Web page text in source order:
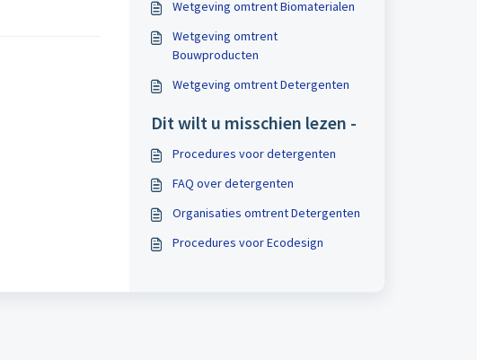
Wetgeving omtrent Biomaterialen
Wetgeving omtrent
Bouwproducten
Wetgeving omtrent Detergenten
Dit wilt u misschien lezen -
Procedures voor detergenten
FAQ over detergenten
Organisaties omtrent Detergenten
Procedures voor Ecodesign